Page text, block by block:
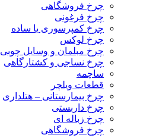
چرخ فروشگاهی
چرخ فرغونی
چرخ کمپرسوری یا ساده
چرخ لوکس
چرخ مبلمان و وسایل چوبی
چرخ نساجی و کشتارگاهی
ساچمه
قطعات ویلچر
چرخ بیمارستانی – هتلداری
چرخ داربستی
چرخ زباله ای
چرخ فروشگاهی